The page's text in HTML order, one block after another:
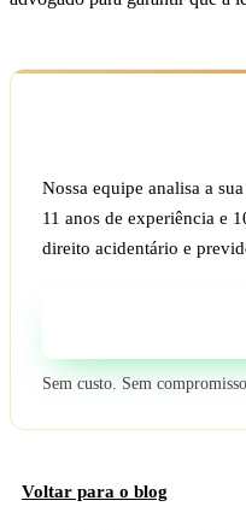
Nossa equipe analisa a
11 anos de experiência e
direito acidentário e
Sem custo. Sem compromisso.
Voltar para o blog